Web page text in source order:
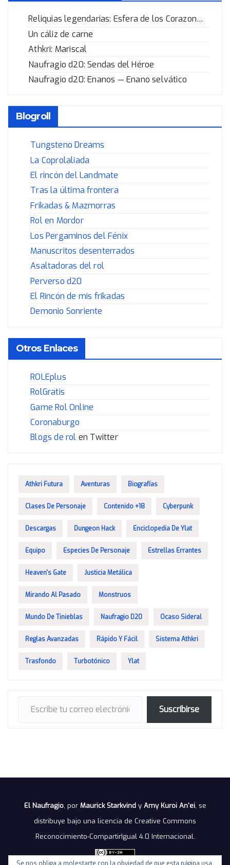
Reliquias legendarias: Esfera de los Corazones Rotos
Un cáliz de carne
Athkri: Mariscal
Naufragio d20: Sendas del Héroe
Naufragio d20: Enanos — Enano selvático
Blogroll
Tungsteno Dreams
La Coprolaliada
El rincón del Landmate
Tras la última frontera
Frikadas & Mazmorras
Rol en Mordor
Los Pergaminos del Fénix
Manuscritos desenterrados
Asaltadoras del rol
Perverso d20
El Rincón de mis frikadas
Demonio Sonriente
Otros Enlaces
ROLEplus
RolGratis
Game Rol Online
Coronaburgo
Blogs de rol en Twitter
Athkri Futura Aventuras Biografías
Clases De Personaje Contenido +18 Cyberpunk
Descargas Dungeon Hack Enciclopedia De Ylat
Equipo Especies De Personaje Estrellas Errantes
Heaven's Gate Justicia Metálica
Mirando Al Pasado Monstruos
Mundo De Tinieblas Naufragio D20 Ocaso Sideral
Reglas Avanzadas Rápido Y Fácil Sistema Athkri
Trasfondo Turbotónico Ylat
Suscribirse
El Naufragio, por Maurick Starkvindy Amy Kuroi An'ei, se
distribuye bajo una licencia de Creative Commons
Reconocimiento-CompartirIgual 4.0 Internacional.